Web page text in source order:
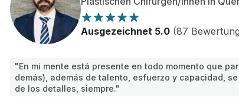
Ausgezeichnet 5.0 (87
"En mi mente está presente en todo momento que
demás), además de talento, esfuerzo y capacidad,
de los detalles, siempre."